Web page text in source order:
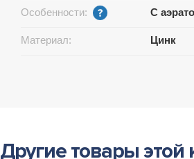
Особенности: С
Материал: Цинк
Другие товары этой